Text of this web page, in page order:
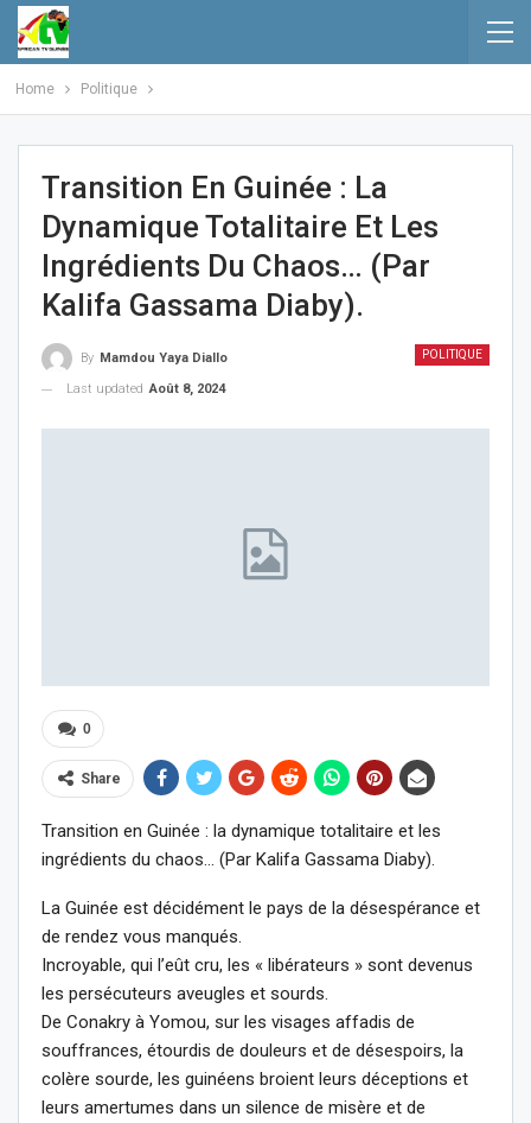
Home Politique
Transition En Guinée : La
Dynamique Totalitaire Et Les
Ingrédients Du Chaos… (Par
Kalifa Gassama Diaby).
POLITIQUE
By Mamdou Yaya Diallo
Last updated Août 8, 2024
0
Share
Transition en Guinée : la dynamique totalitaire et les
ingrédients du chaos… (Par Kalifa Gassama Diaby).
La Guinée est décidément le pays de la désespérance et
de rendez vous manqués.
Incroyable, qui l’eût cru, les « libérateurs » sont devenus
les persécuteurs aveugles et sourds.
De Conakry à Yomou, sur les visages affadis de
souffrances, étourdis de douleurs et de désespoirs, la
colère sourde, les guinéens broient leurs déceptions et
leurs amertumes dans un silence de misère et de